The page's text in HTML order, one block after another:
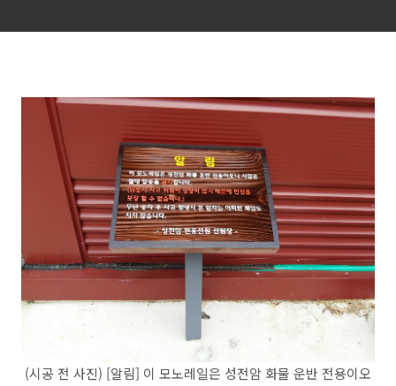
(시공 전 사진) [알림] 이 모노레일은 성전암 화물 운반 전용이오